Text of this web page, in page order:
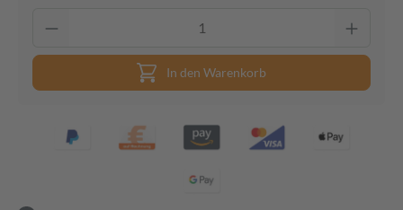
In den Warenkorb